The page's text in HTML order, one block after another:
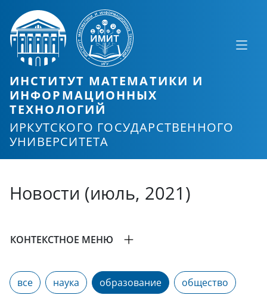
ИНСТИТУТ МАТЕМАТИКИ И
ИНФОРМАЦИОННЫХ
ТЕХНОЛОГИЙ
ИРКУТСКОГО ГОСУДАРСТВЕННОГО
УНИВЕРСИТЕТА
Новости (июль, 2021)
КОНТЕКСТНОЕ МЕНЮ
все наука образование общество